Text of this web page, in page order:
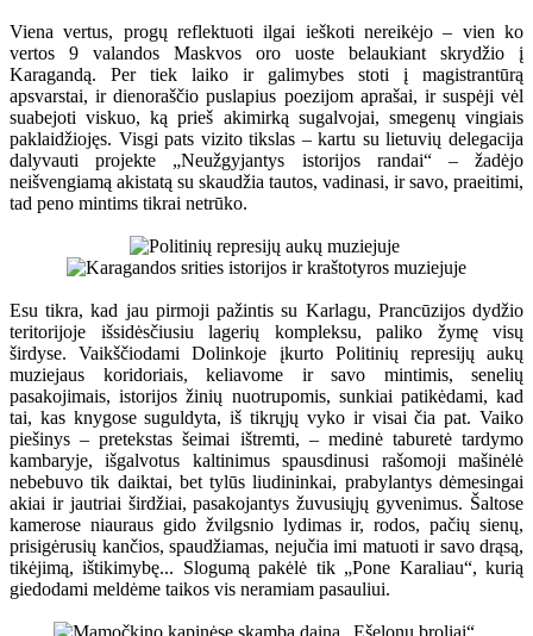
Viena vertus, progų reflektuoti ilgai ieškoti nereikėjo – vien ko
vertos 9 valandos Maskvos oro uoste belaukiant skrydžio į
Karagandą. Per tiek laiko ir galimybes stoti į magistrantūrą
apsvarstai, ir dienoraščio puslapius poezijom aprašai, ir suspėji vėl
suabejoti viskuo, ką prieš akimirką sugalvojai, smegenų vingiais
paklaidžiojęs. Visgi pats vizito tikslas – kartu su lietuvių delegacija
dalyvauti projekte „Neužgyjantys istorijos randai“ – žadėjo
neišvengiamą akistatą su skaudžia tautos, vadinasi, ir savo, praeitimi,
tad peno mintims tikrai netrūko.
Esu tikra, kad jau pirmoji pažintis su Karlagu, Prancūzijos dydžio
teritorijoje išsidėsčiusiu lagerių kompleksu, paliko žymę visų
širdyse. Vaikščiodami Dolinkoje įkurto Politinių represijų aukų
muziejaus koridoriais, keliavome ir savo mintimis, senelių
pasakojimais, istorijos žinių nuotrupomis, sunkiai patikėdami, kad
tai, kas knygose suguldyta, iš tikrųjų vyko ir visai čia pat. Vaiko
piešinys – pretekstas šeimai ištremti, – medinė taburetė tardymo
kambaryje, išgalvotus kaltinimus spausdinusi rašomoji mašinėlė
nebebuvo tik daiktai, bet tylūs liudininkai, prabylantys dėmesingai
akiai ir jautriai širdžiai, pasakojantys žuvusiųjų gyvenimus. Šaltose
kamerose niauraus gido žvilgsnio lydimas ir, rodos, pačių sienų,
prisigėrusių kančios, spaudžiamas, nejučia imi matuoti ir savo drąsą,
tikėjimą, ištikimybę... Slogumą pakėlė tik „Pone Karaliau“, kurią
giedodami meldėme taikos vis neramiam pasauliui.